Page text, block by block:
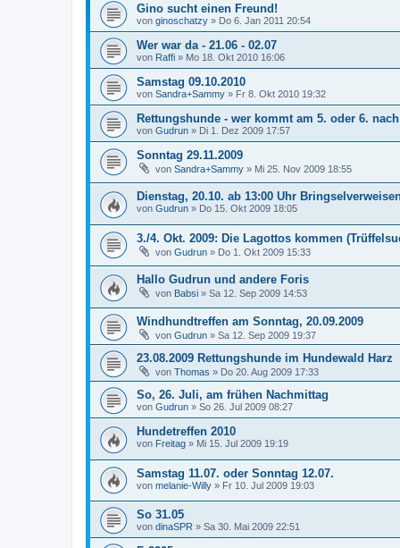
Gino sucht einen Freund!
von ginoschatzy » Do 6. Jan 2011 20:54
Wer war da - 21.06 - 02.07
von Raffi » Mo 18. Okt 2010 16:06
Samstag 09.10.2010
von Sandra+Sammy » Fr 8. Okt 2010 19:32
Rettungshunde - wer kommt am 5. oder 6.
von Gudrun » Di 1. Dez 2009 17:57
Sonntag 29.11.2009
von Sandra+Sammy » Mi 25. Nov 2009 18:55
Dienstag, 20.10. ab 13:00 Uhr
von Gudrun » Do 15. Okt 2009 18:05
3./4. Okt. 2009: Die Lagottos kommen
von Gudrun » Do 1. Okt 2009 15:33
Hallo Gudrun und andere Foris
von Babsi » Sa 12. Sep 2009 14:53
Windhundtreffen am Sonntag, 20.09.2009
von Gudrun » Sa 12. Sep 2009 19:37
23.08.2009 Rettungshunde im Hundewald Harz
von Thomas » Do 20. Aug 2009 17:33
So, 26. Juli, am frühen Nachmittag
von Gudrun » So 26. Jul 2009 08:27
Hundetreffen 2010
von Freitag » Mi 15. Jul 2009 19:19
Samstag 11.07. oder Sonntag 12.07.
von melanie-Willy » Fr 10. Jul 2009 19:03
So 31.05
von dinaSPR » Sa 30. Mai 2009 22:51